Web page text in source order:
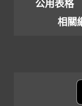
公用表格
相關